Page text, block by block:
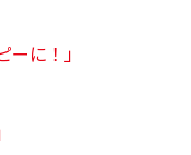
に！」